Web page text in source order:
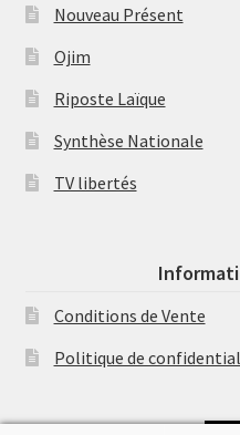
Nouveau Présent
Ojim
Riposte Laïque
Synthèse Nationale
TV libertés
Conditions de Vente
Politique de